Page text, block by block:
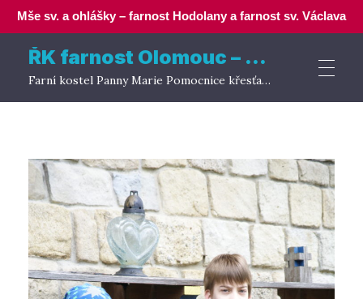
Mše sv. a ohlášky – farnost Hodolany a farnost sv. Václava
ŘK farnost Olomouc – Hodolany
Farní kostel Panny Marie Pomocnice křesťanů